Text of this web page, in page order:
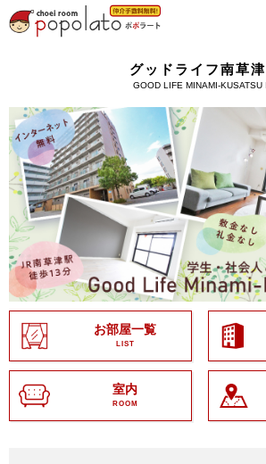
グッドライフ南草津
GOOD LIFE MINAMI-KUSATSU I
お部屋一覧
LIST
室内
ROOM